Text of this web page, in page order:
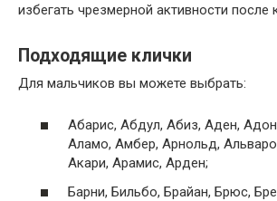
избегать чрезмерной активности после
Подходящие клички
Для мальчиков вы можете выбрать:
Абарис, Абдул, Абиз, Аден,
Аламо, Амбер, Арнольд,
Акари, Арамис, Арден;
Барни, Бильбо, Брайан, Брюс,